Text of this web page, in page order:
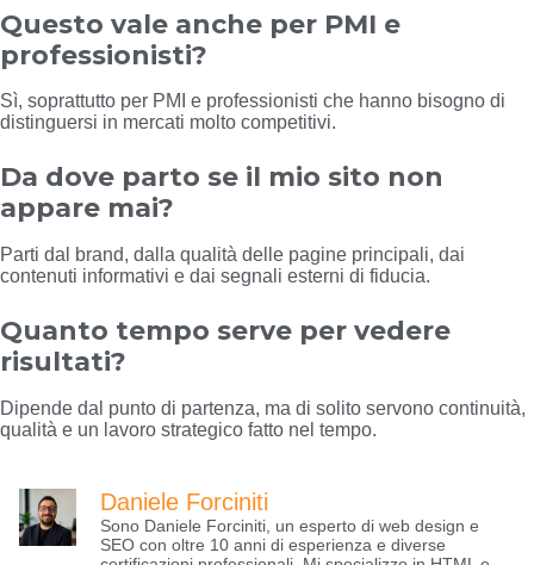
Questo vale anche per PMI e
professionisti?
Sì, soprattutto per PMI e professionisti che hanno bisogno di
distinguersi in mercati molto competitivi.
Da dove parto se il mio sito non
appare mai?
Parti dal brand, dalla qualità delle pagine principali, dai
contenuti informativi e dai segnali esterni di fiducia.
Quanto tempo serve per vedere
risultati?
Dipende dal punto di partenza, ma di solito servono continuità,
qualità e un lavoro strategico fatto nel tempo.
Daniele Forciniti
Sono Daniele Forciniti, un esperto di web design e
SEO con oltre 10 anni di esperienza e diverse